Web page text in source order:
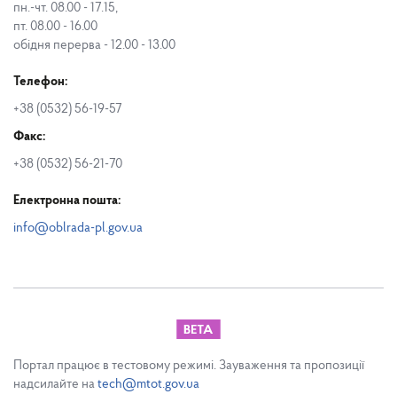
пн.-чт. 08.00 - 17.15,
пт. 08.00 - 16.00
обідня перерва - 12.00 - 13.00
Телефон:
+38 (0532) 56-19-57
Факс:
+38 (0532) 56-21-70
Електронна пошта:
info@oblrada-pl.gov.ua
Портал працює в тестовому режимі. Зауваження та пропозиції
надсилайте на tech@mtot.gov.ua